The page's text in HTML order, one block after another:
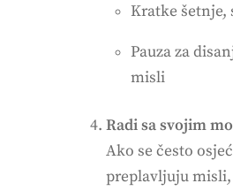
Kratke šetnje,
Pauza za
misli
Radi sa svojim
Ako se često
preplavljuju